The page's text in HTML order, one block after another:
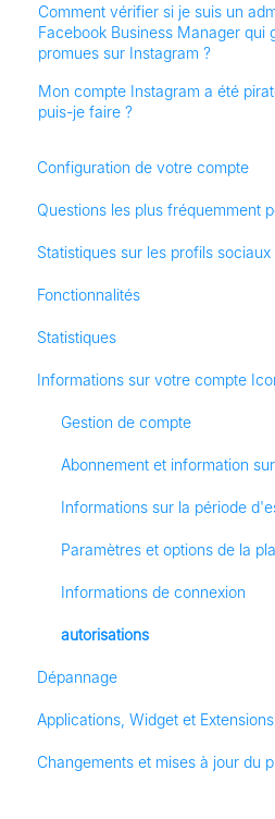
Comment vérifier si je suis un
Facebook Business Manager qui
promues sur Instagram ?
Mon compte Instagram a été
puis-je faire ?
Configuration de votre compte
Ajout de profils sociaux
Configuration des
Questions les plus fréquemment
Paramètres du compte
Ajout de profils sociaux
Statistiques
Facturation
Fonctionnalités
Programme de parrainage et
Statistiques sur les profils sociaux
Statistiques Instagram
Statistiques Facebook
Statistiques Twitter
Statistiques Tiktok
Statistiques LinkedIn
Stories
Fonctionnalités
Tableau de bord
Exports et Rapports
Albums
Publication
Collaboration
Conversations
Médiathèque
Veille
Statistiques
Contenu
Groupes
Statistiques
Toutes les statistiques
Informations sur votre compte
Gestion de compte
Abonnement et information
Informations sur la période
Paramètres et options de la
Informations de connexion
autorisations
Dépannage
Dépannage
Applications, Widget et Extensions
Audit Instagram
Changements et mises à jour du